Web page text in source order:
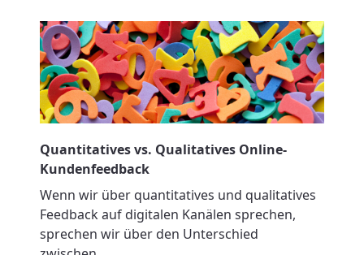
Quantitatives vs. Qualitatives Online-
Kundenfeedback
Wenn wir über quantitatives und qualitatives
Feedback auf digitalen Kanälen sprechen,
sprechen wir über den Unterschied